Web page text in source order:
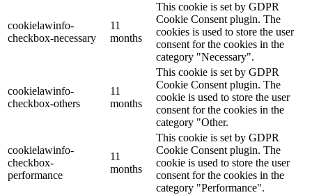
cookielawinfo-
checkbox-necessary
11
months
This cookie is set by GDPR
Cookie Consent plugin. The
cookies is used to store the user
consent for the cookies in the
category "Necessary".
cookielawinfo-
checkbox-others
11
months
This cookie is set by GDPR
Cookie Consent plugin. The
cookie is used to store the user
consent for the cookies in the
category "Other.
cookielawinfo-
checkbox-
performance
11
months
This cookie is set by GDPR
Cookie Consent plugin. The
cookie is used to store the user
consent for the cookies in the
category "Performance".